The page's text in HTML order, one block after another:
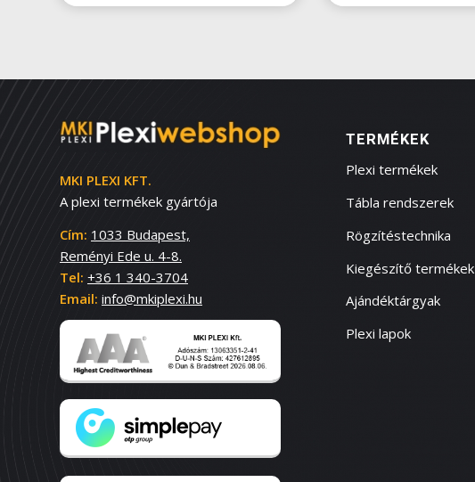
MKI PLEXI KFT.
A plexi termékek gyártója
Cím: 1033 Budapest,
Reményi Ede u. 4-8.
Tel: +36 1 340-3704
Email: info@mkiplexi.hu
TERMÉKEK
Plexi termékek
Tábla rendszerek
Rögzítéstechnika
Kiegészítő termékek
Ajándéktárgyak
Plexi lapok